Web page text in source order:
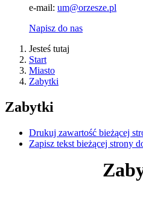
e-mail: um@orzesze.pl
Napisz do nas
Jesteś tutaj
Start
Miasto
Zabytki
Zabytki
Drukuj zawartość bieżącej
Zapisz tekst bieżącej strony